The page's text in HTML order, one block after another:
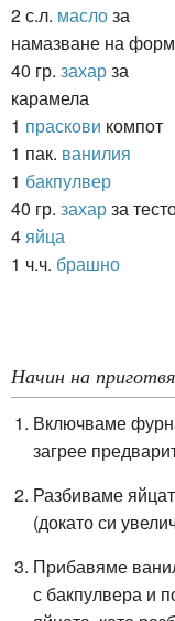
2 с.л. маслоза
намазване на
40 гр. захарза
карамела
1 праскови компот
1 пак. ванилия
1 бакпулвер
40 гр. захарза
4 яйца
1 ч.ч. брашно
Начин на
Включваме
загрее
Разбиваме
(докато си
Прибавяме
с бакпулвера и